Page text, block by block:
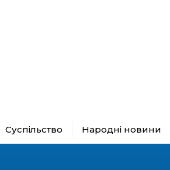
Суспільство Народні новини